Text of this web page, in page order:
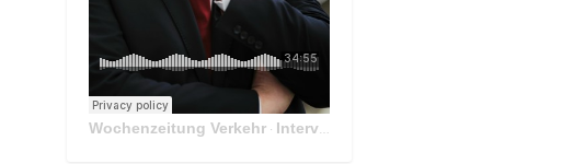
Wochenzeitung Verkehr· Interview Mit Andreas Matthä, CEO der ÖBB Holding